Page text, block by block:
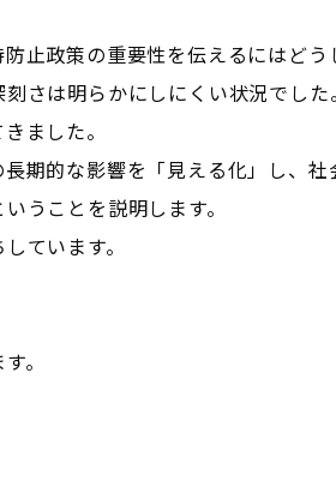
止政策の重要性を伝えるにはどう
さは明らかにしにくい状況でし
ました。
期的な影響を「見える化」し、
うことを説明します。
ています。
。